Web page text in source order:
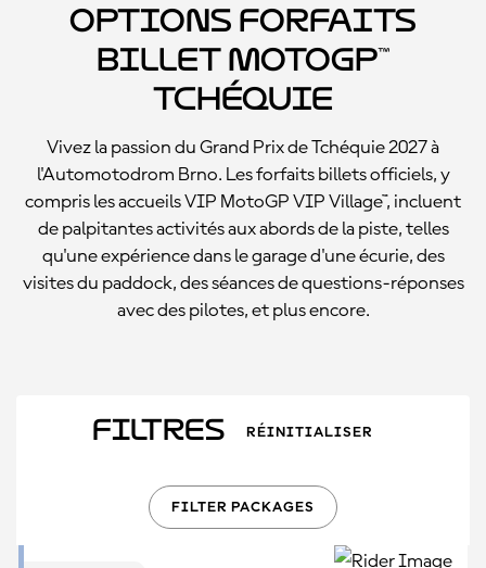
Options forfaits
billet MotoGP™
Tchéquie
Vivez la passion du Grand Prix de Tchéquie 2027 à
l'Automotodrom Brno. Les forfaits billets officiels, y
compris les accueils VIP MotoGP VIP Village™, incluent
de palpitantes activités aux abords de la piste, telles
qu'une expérience dans le garage d'une écurie, des
visites du paddock, des séances de questions-réponses
avec des pilotes, et plus encore.
Filtres RÉINITIALISER
FILTER PACKAGES